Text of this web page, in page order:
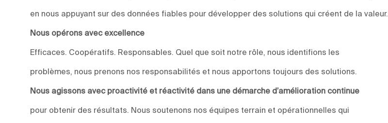
en nous appuyant sur des données fiables pour développer des solutions qui créent de la valeur.
Nous opérons avec excellence
Efficaces. Coopératifs. Responsables. Quel que soit notre rôle, nous identifions les
problèmes, nous prenons nos responsabilités et nous apportons toujours des solutions.
Nous agissons avec proactivité et réactivité dans une démarche d’amélioration continue
pour obtenir des résultats. Nous soutenons nos équipes terrain et opérationnelles qui